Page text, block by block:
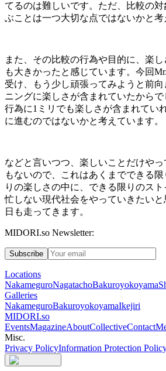
てるのは難しいです。ただ、比較の
ぶことは一つ大切な点ではないかと考
また、その比較の行為や目的に、楽
も大きかったと感じています。今回Mr.
受け、もう少し頑張ってみようと前
ニングに楽しさが含まれていたから
行為に1 ミリでも楽しさが含まれてい
に進むのではないかと考えています。
などと言いつつ、楽しいことだけや
もないので、これはあくまでできる
りの楽しさの中に、できる限りのス
忙しない現代社会をやっていきたい
日も走ってきます。
MIDORI.so Newsletter:
Subscribe
Locations
NakameguroNagatachoBakuroyokoyama
Galleries
NakameguroBakuroyokoyamaIkejiri
MIDORI.so
EventsMagazineAboutCollectiveContact
Misc.
Privacy PolicyInformation Protection